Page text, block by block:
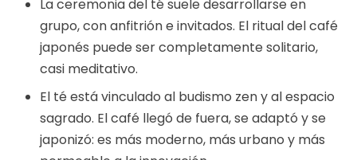
La ceremonia del té suele desarrollarse en
grupo, con anfitrión e invitados. El ritual del café
japonés puede ser completamente solitario,
casi meditativo.
El té está vinculado al budismo zen y al espacio
sagrado. El café llegó de fuera, se adaptó y se
japonizó: es más moderno, más urbano y más